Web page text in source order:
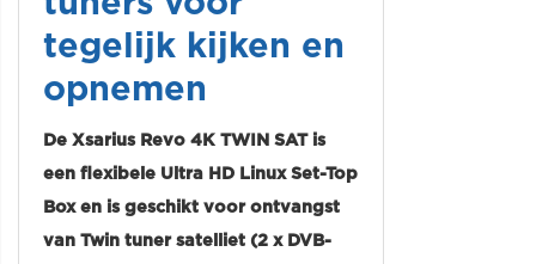
tegelijk kijken en
opnemen
De Xsarius Revo 4K TWIN SAT is
een flexibele Ultra HD Linux Set-Top
Box en is geschikt voor ontvangst
van Twin tuner satelliet (2 x DVB-